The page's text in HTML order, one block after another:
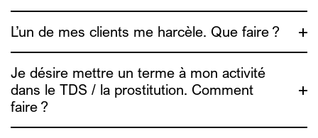
L’un de mes clients me harcèle. Que faire ?
une vidéo
Je désire mettre un terme à mon activité
dans le TDS / la prostitution. Comment
faire ?